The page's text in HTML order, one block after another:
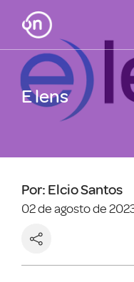
E lens
Por: Elcio Santos
02 de agosto de